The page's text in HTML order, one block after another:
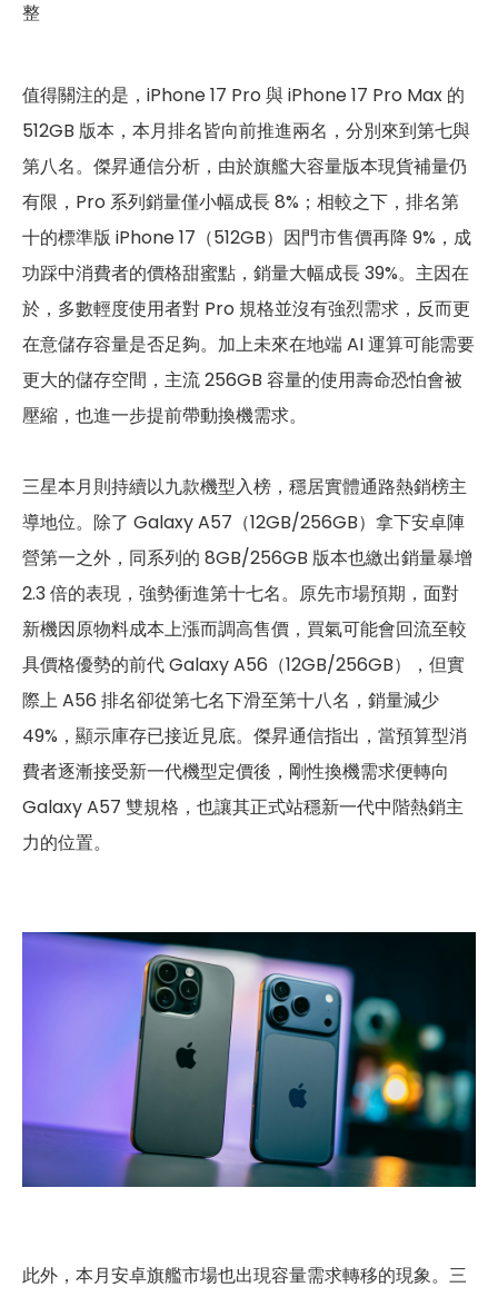
整
值得關注的是，iPhone 17 Pro 與 iPhone 17 Pro Max 的
512GB 版本，本月排名皆向前推進兩名，分別來到第七與
第八名。傑昇通信分析，由於旗艦大容量版本現貨補量仍
有限，Pro 系列銷量僅小幅成長 8%；相較之下，排名第
十的標準版 iPhone 17（512GB）因門市售價再降 9%，成
功踩中消費者的價格甜蜜點，銷量大幅成長 39%。主因在
於，多數輕度使用者對 Pro 規格並沒有強烈需求，反而更
在意儲存容量是否足夠。加上未來在地端 AI 運算可能需要
更大的儲存空間，主流 256GB 容量的使用壽命恐怕會被
壓縮，也進一步提前帶動換機需求。
三星本月則持續以九款機型入榜，穩居實體通路熱銷榜主
導地位。除了 Galaxy A57（12GB/256GB）拿下安卓陣
營第一之外，同系列的 8GB/256GB 版本也繳出銷量暴增
2.3 倍的表現，強勢衝進第十七名。原先市場預期，面對
新機因原物料成本上漲而調高售價，買氣可能會回流至較
具價格優勢的前代 Galaxy A56（12GB/256GB），但實
際上 A56 排名卻從第七名下滑至第十八名，銷量減少
49%，顯示庫存已接近見底。傑昇通信指出，當預算型消
費者逐漸接受新一代機型定價後，剛性換機需求便轉向
Galaxy A57 雙規格，也讓其正式站穩新一代中階熱銷主
力的位置。
此外，本月安卓旗艦市場也出現容量需求轉移的現象。三